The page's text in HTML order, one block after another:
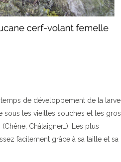
temps de développement de la larve.
sous les vieilles souches et les gros
Châtaigner…). Les plus
facilement grâce à sa taille et sa